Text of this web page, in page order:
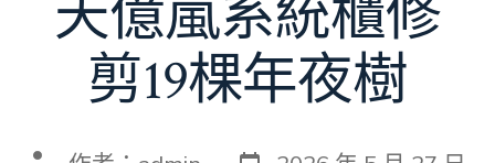
天億嵐系統櫃修
剪19棵年夜樹